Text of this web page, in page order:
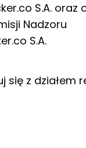
S.A. oraz
Nadzoru
S.A.
z działem